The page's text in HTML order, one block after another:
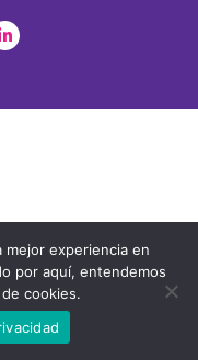
mejor experiencia en
por aquí, entendemos
cookies.